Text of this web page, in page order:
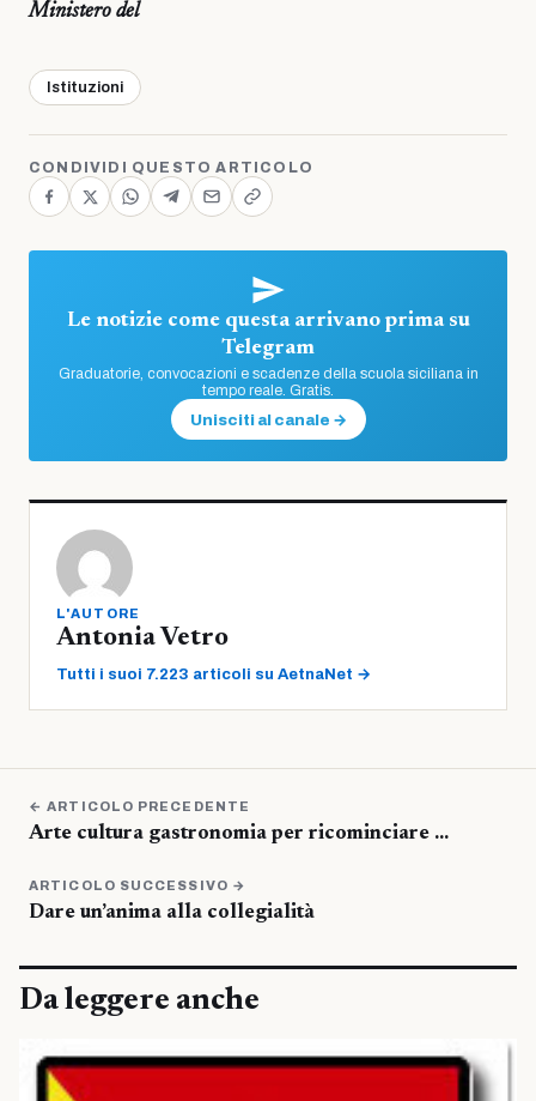
Ministero del
Istituzioni
CONDIVIDI QUESTO ARTICOLO
Le notizie come questa arrivano prima su
Telegram
Graduatorie, convocazioni e scadenze della scuola siciliana in
tempo reale. Gratis.
Unisciti al canale →
L'AUTORE
Antonia Vetro
Tutti i suoi 7.223 articoli su AetnaNet →
← ARTICOLO PRECEDENTE
Arte cultura gastronomia per ricominciare …
ARTICOLO SUCCESSIVO →
Dare un’anima alla collegialità
Da leggere anche